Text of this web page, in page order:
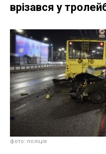
врізався у
фото: поліція